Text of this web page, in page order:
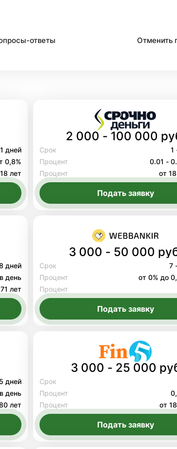
ответы Отменить
дней
0,8%
лет
2 000 - 100 000
Срок
1
Процент
0.01 -
Процент
от
Подать заявку
дней
день
лет
3 000 - 50 000
Срок
7
Процент
от 0% до
Процент
Подать заявку
дней
день
лет
3 000 - 25 000
Срок
Процент
Процент
от
Подать заявку